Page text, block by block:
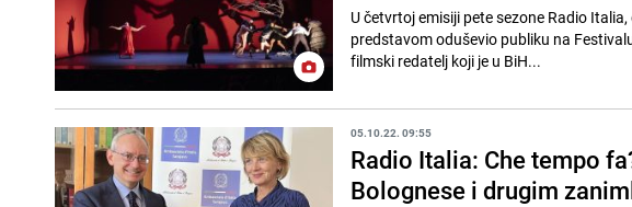
U četvrtoj emisiji pete sezone Radio
predstavom oduševio publiku na
filmski redatelj koji je u BiH...
05.10.22. 09:55
Radio Italia: Che tempo
Bolognese i drugim